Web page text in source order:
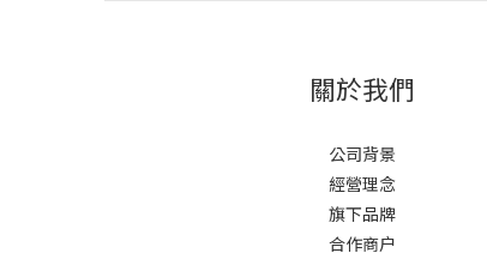
關於我們
公司背景
經營理念
旗下品牌
合作商户